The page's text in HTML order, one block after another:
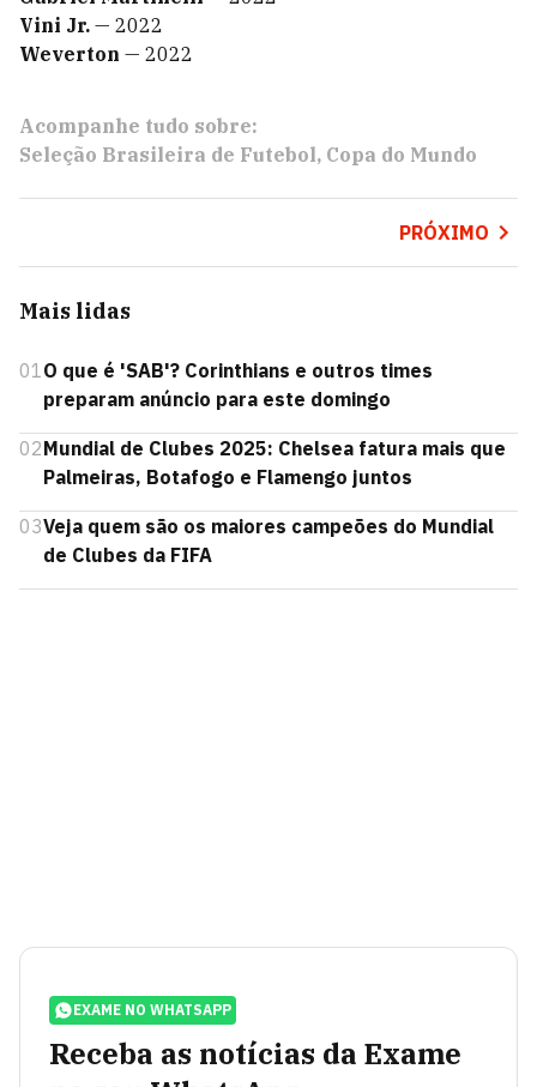
Vini Jr. — 2022
Weverton — 2022
Acompanhe tudo sobre:
Seleção Brasileira de Futebol Copa do Mundo
PRÓXIMO
Mais lidas
01O que é 'SAB'? Corinthians e outros times
preparam anúncio para este domingo
02Mundial de Clubes 2025: Chelsea fatura mais que
Palmeiras, Botafogo e Flamengo juntos
03Veja quem são os maiores campeões do Mundial
de Clubes da FIFA
EXAME NO WHATSAPP
Receba as notícias da Exame